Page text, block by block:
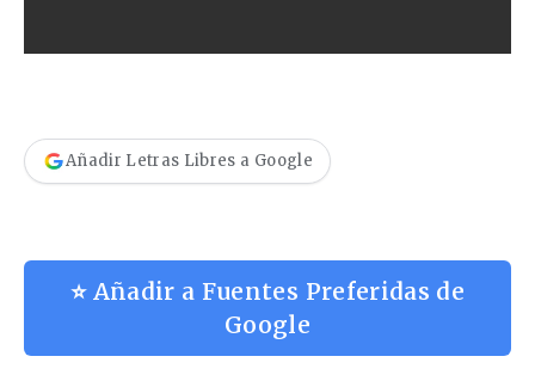
Añadir Letras Libres a Google
⭐ Añadir a Fuentes Preferidas de
Google